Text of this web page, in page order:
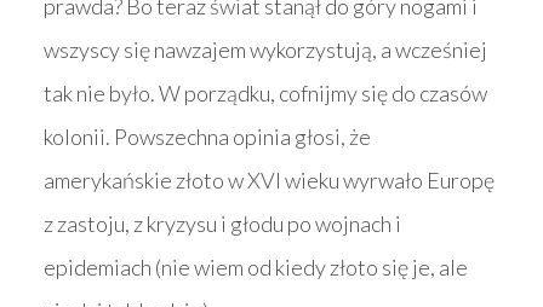
prawda? Bo teraz świat stanął do góry nogami i
wszyscy się nawzajem wykorzystują, a wcześniej
tak nie było. W porządku, cofnijmy się do czasów
kolonii. Powszechna opinia głosi, że
amerykańskie złoto w XVI wieku wyrwało Europę
z zastoju, z kryzysu i głodu po wojnach i
epidemiach (nie wiem od kiedy złoto się je, ale